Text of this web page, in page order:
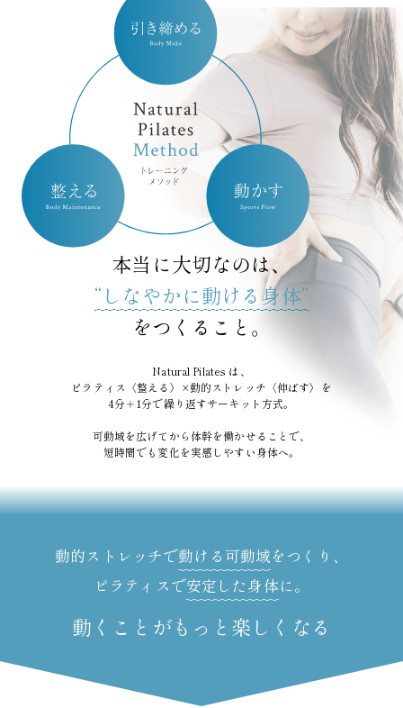
本当に大切なのは、
“しなやかに動ける身体”
をつくること。
Natural Pilates は、
ピラティス〈整える〉×動的ストレッチ〈伸ばす〉を
4分＋1分で繰り返すサーキット方式。
可動域を広げてから体幹を働かせることで、
短時間でも変化を実感しやすい身体へ。
動的ストレッチで動ける可動域をつくり、
ピラティスで安定した身体に。
動くことがもっと楽しくなる